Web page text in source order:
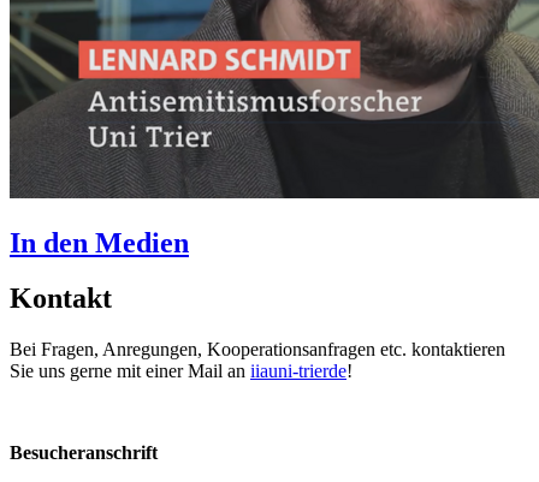
In den Medien
Kontakt
Bei Fragen, Anregungen, Kooperationsanfragen etc. kontaktieren
Sie uns gerne mit einer Mail an iiauni-trierde!
Besucheranschrift